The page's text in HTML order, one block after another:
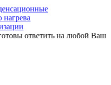
нагрева
ответить на любой Ваш